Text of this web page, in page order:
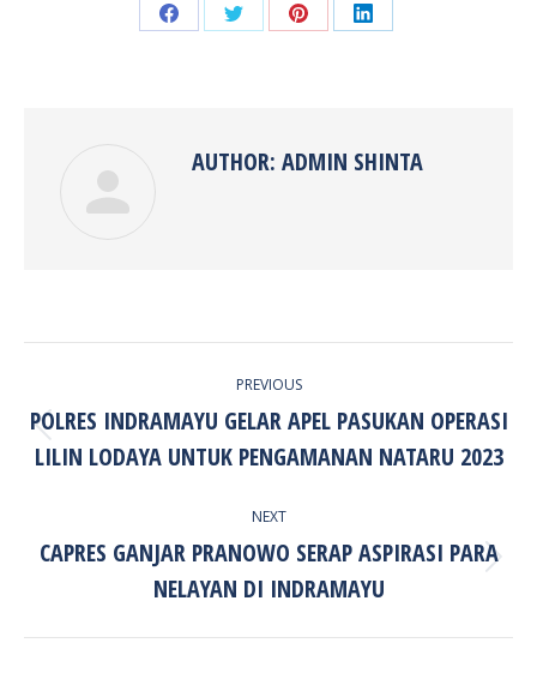
Share Share Share Share
AUTHOR: ADMIN SHINTA
PREVIOUS
Previous
post:
POLRES INDRAMAYU GELAR APEL PASUKAN OPERASI
LILIN LODAYA UNTUK PENGAMANAN NATARU 2023
NEXT
Next
post:
CAPRES GANJAR PRANOWO SERAP ASPIRASI PARA
NELAYAN DI INDRAMAYU